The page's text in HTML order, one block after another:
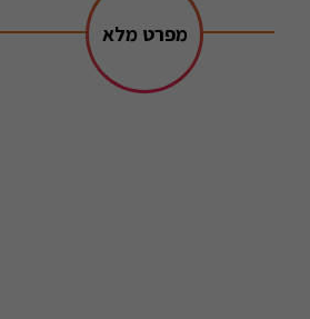
מפרט מלא